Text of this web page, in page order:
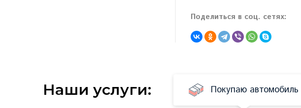
Поделиться в соц. сетях:
Наши услуги: Покупаю автомобиль